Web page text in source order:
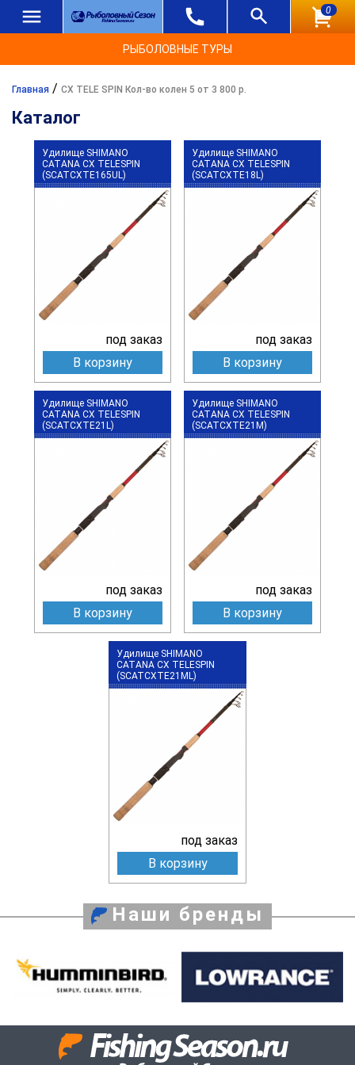
0
РЫБОЛОВНЫЕ ТУРЫ
Главная / CX TELE SPIN Кол-во колен 5 от 3 800 р.
Каталог
Удилище SHIMANO
CATANA CX TELESPIN
(SCATCXTE165UL)
под заказ
В корзину
Удилище SHIMANO
CATANA CX TELESPIN
(SCATCXTE18L)
под заказ
В корзину
Удилище SHIMANO
CATANA CX TELESPIN
(SCATCXTE21L)
под заказ
В корзину
Удилище SHIMANO
CATANA CX TELESPIN
(SCATCXTE21M)
под заказ
В корзину
Удилище SHIMANO
CATANA CX TELESPIN
(SCATCXTE21ML)
под заказ
В корзину
Наши бренды